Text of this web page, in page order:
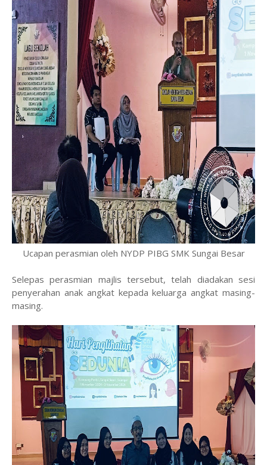
Ucapan perasmian oleh NYDP PIBG SMK Sungai Besar
Selepas perasmian majlis tersebut, telah diadakan sesi
penyerahan anak angkat kepada keluarga angkat masing-
masing.